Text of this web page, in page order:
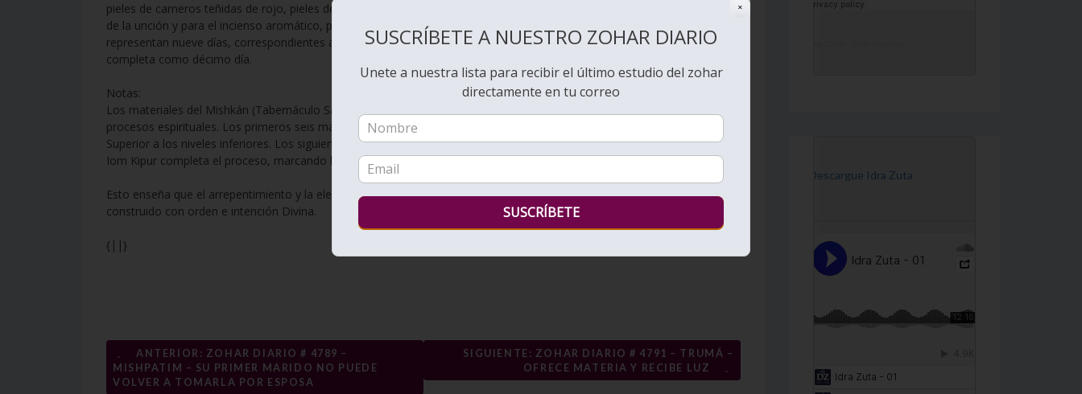
pieles de carneros teñidas de rojo, pieles de táhash, madera de acacia, aceite para el alumbrado, especias para el aceite
de la unción y para el incienso aromático, piedras de ónice y piedras de engaste» (Shemot/Éxodo 25:4-6). Estos
representan nueve días, correspondientes a los primeros nueve días de Teshuvá (arrepentimiento). Y Iom Kipur los
completa como décimo día.
Notas:
Los materiales del Mishkán (Tabernáculo Sagrado) no son meramente físicos, sino que corresponden a profundos
procesos espirituales. Los primeros seis materiales representan las seis Sefirot de
Superior a los niveles inferiores. Los siguientes nueve materiales corresponden a los primeros nueve días de Teshuvá.
Iom Kipur completa el proceso, marcando la expiación final y la purificación delalma.
Esto enseña que el arrepentimiento y la elevación espiritual siguen una estructura precisa, así como el Mishkán fue
construido con orden e intención Divina.
{||}
Navegación
de
←
ANTERIOR: ZOHAR DIARIO # 4789 –
MISHPATIM – SU PRIMER MARIDO NO PUEDE
VOLVER A TOMARLA POR ESPOSA
SIGUIENTE: ZOHAR DIARIO # 4791 – TRUMÁ –
OFRECE MATERIA Y RECIBE LUZ
→
[Descargue Idra Zuta
✕
SUSCRÍBETE A NUESTRO ZOHAR DIARIO
Unete a nuestra lista para recibir el último estudio del zohar
directamente en tu correo